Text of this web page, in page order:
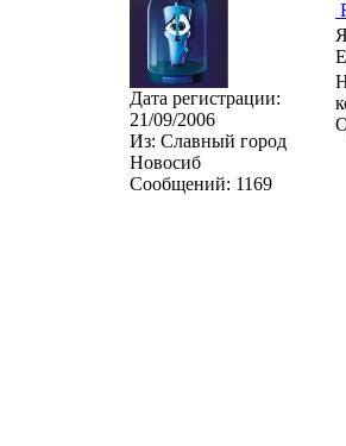
Дата регистрации:
21/09/2006
Из: Славный город
Новосиб
Сообщений: 1169